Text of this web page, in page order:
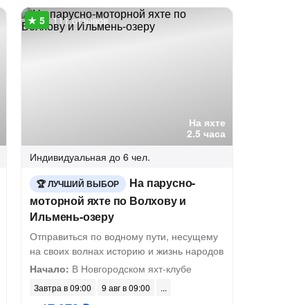
На яхте
2.5 часа
111 отзывов
Индивидуальная до 6 чел.
ЛУЧШИЙ ВЫБОР
На парусно-
моторной яхте по Волхову и
Ильмень-озеру
Отправиться по водному пути, несущему
на своих волнах историю и жизнь народов
Начало: В Новгородском яхт-клубе
Завтра в 09:00
9 авг в 09:00